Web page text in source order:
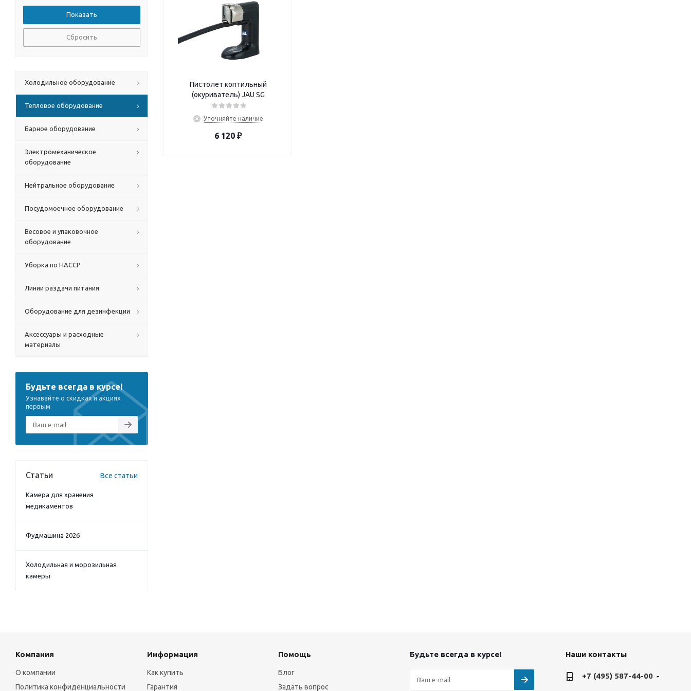
Пистолет коптильный
(окуриватель) JAU SG
Уточняйте наличие
6 120 ₽
Сбросить
Холодильное оборудование
Тепловое оборудование
Барное оборудование
Электромеханическое
оборудование
Нейтральное оборудование
Посудомоечное оборудование
Весовое и упаковочное
оборудование
Уборка по HACCP
Линии раздачи питания
Оборудование для дезинфекции
Аксессуары и расходные
материалы
Будьте всегда в курсе!
Узнавайте о скидках и акциях
первым
Статьи Все статьи
Камера для хранения
медикаментов
Фудмашина 2026
Холодильная и морозильная
камеры
Компания
О компании
Политика конфиденциальности
Информация
Как купить
Гарантия
Помощь
Блог
Задать вопрос
Будьте всегда в курсе! Наши контакты
+7 (495) 587-44-00